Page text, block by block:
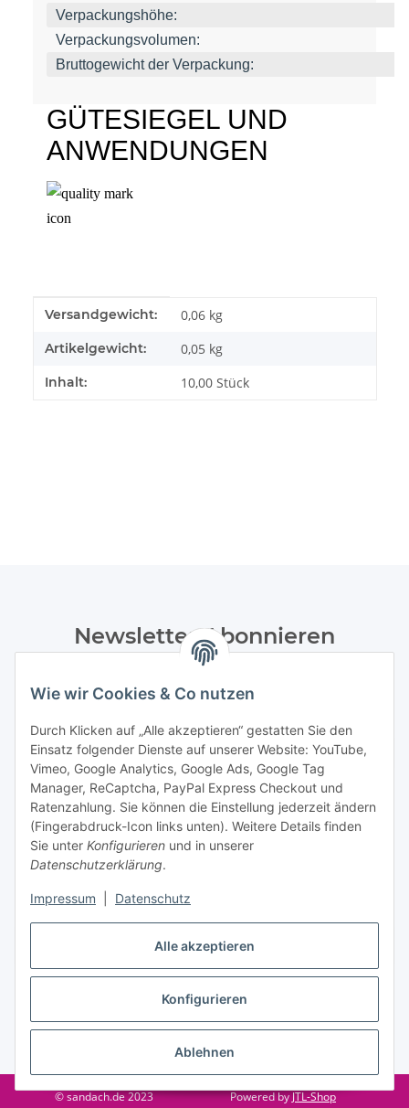
Alle akzeptieren
Konfigurieren
Ablehnen
Wie wir Cookies & Co nutzen
Durch Klicken auf „Alle akzeptieren“ gestatten Sie den
Einsatz folgender Dienste auf unserer Website: YouTube,
Vimeo, Google Analytics, Google Ads, Google Tag
Manager, ReCaptcha, PayPal Express Checkout und
Ratenzahlung. Sie können die Einstellung jederzeit ändern
(Fingerabdruck-Icon links unten). Weitere Details finden
Sie unter Konfigurieren und in unserer
Datenschutzerklärung.
Impressum Datenschutz
Verpackungshöhe:
Verpackungsvolumen:
Bruttogewicht der Verpackung:
GÜTESIEGEL UND
ANWENDUNGEN
Produkteigenschaft
Wert
Versandgewicht: 0,06 kg
Artikelgewicht: 0,05 kg
Inhalt: 10,00 Stück
Newsletter Abonnieren
Datenschutzerklärungregelmäßig und jederzeit widerruflich
Abonnieren
Informationen
Gesetzliche Informationen
Vertrag widerrufen
* Alle Preise inkl. gesetzlicher USt., zzgl.Versand
© sandach.de 2023 Powered byJTL-Shop